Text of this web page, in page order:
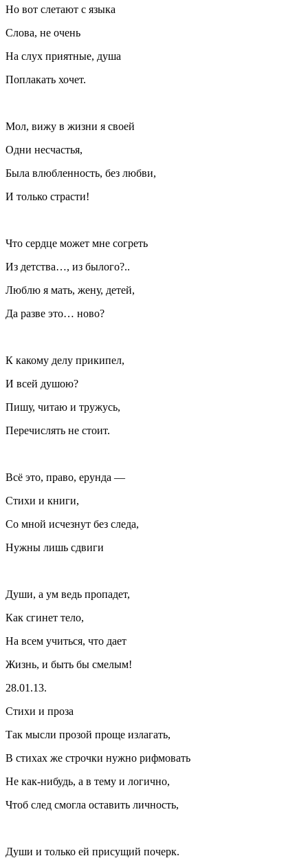
Но вот слетают с языка
Слова, не очень
На слух приятные, душа
Поплакать хочет.
Мол, вижу в жизни я своей
Одни несчастья,
Была влюбленность, без любви,
И только страсти!
Что сердце может мне согреть
Из детства…, из былого?..
Люблю я мать, жену, детей,
Да разве это… ново?
К какому делу прикипел,
И всей душою?
Пишу, читаю и тружусь,
Перечислять не стоит.
Всё это, право, ерунда —
Стихи и книги,
Со мной исчезнут без следа,
Нужны лишь сдвиги
Души, а ум ведь пропадет,
Как сгинет тело,
На всем учиться, что дает
Жизнь, и быть бы смелым!
28.01.13.
Стихи и проза
Так мысли прозой проще излагать,
В стихах же строчки нужно рифмовать
Не как-нибудь, а в тему и логично,
Чтоб след смогла оставить личность,
Души и только ей присущий почерк.